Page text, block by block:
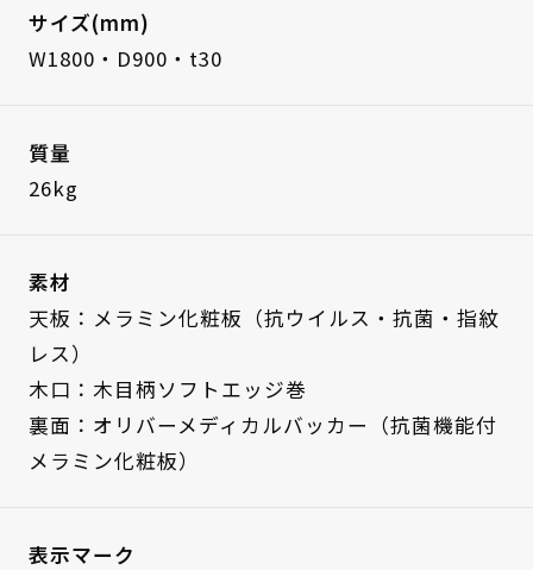
サイズ(mm)
W1800・D900・t30
質量
26kg
素材
天板：メラミン化粧板（抗ウイルス・抗菌・指紋
レス）
木口：木目柄ソフトエッジ巻
裏面：オリバーメディカルバッカー（抗菌機能付
メラミン化粧板）
表示マーク